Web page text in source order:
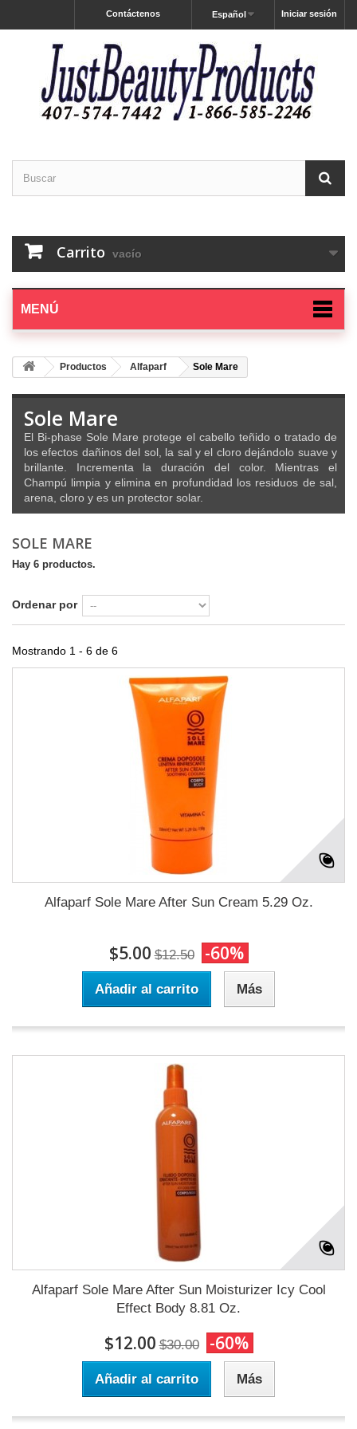
Iniciar sesión
Español
Contáctenos
Carrito vacío
MENÚ
Productos Alfaparf Sole Mare
Sole Mare
El Bi-phase Sole Mare protege el cabello teñido o tratado de
los efectos dañinos del sol, la sal y el cloro dejándolo suave y
brillante. Incrementa la duración del color. Mientras el
Champú limpia y elimina en profundidad los residuos de sal,
arena, cloro y es un protector solar.
SOLE MARE
Hay 6 productos.
Ordenar por
Mostrando 1 - 6 de 6
Alfaparf Sole Mare After Sun Cream 5.29 Oz.
$5.00 $12.50 -60%
Añadir al carrito Más
Alfaparf Sole Mare After Sun Moisturizer Icy Cool
Effect Body 8.81 Oz.
$12.00 $30.00 -60%
Añadir al carrito Más